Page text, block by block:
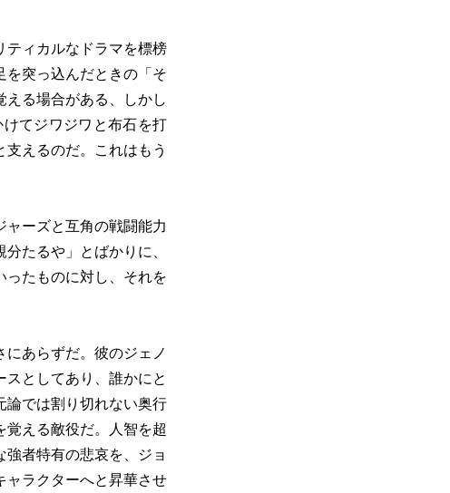
ィカルなドラマを標榜
を突っ込んだときの「そ
る場合がある、しかし
てジワジワと布石を打
えるのだ。これはもう
ーズと互角の戦闘能力
たるや」とばかりに、
ったものに対し、それを
あらずだ。彼のジェノ
としてあり、誰かにと
論では割り切れない奥行
える敵役だ。人智を超
者特有の悲哀を、ジョ
ャラクターへと昇華させ